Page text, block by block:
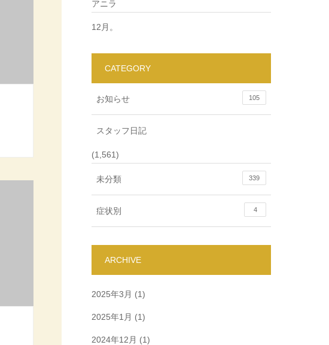
アニラ
12月。
CATEGORY
お知らせ 105
スタッフ日記
(1,561)
未分類 339
症状別 4
ARCHIVE
2025年3月 (1)
2025年1月 (1)
2024年12月 (1)